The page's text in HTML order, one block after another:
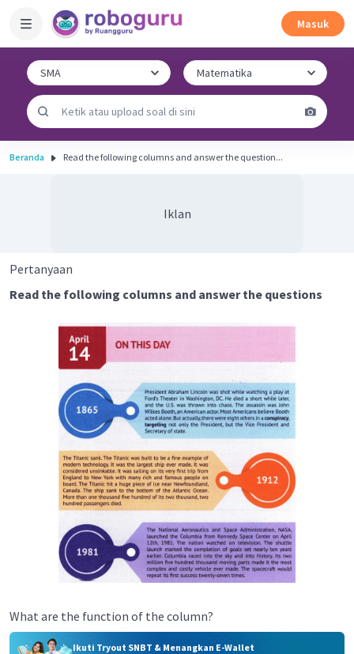
Masuk
Beranda Read the following columns and answer the question...
Iklan
Pertanyaan
Read the following columns and answer the questions
What are the function of the column?
Ikuti Tryout SNBT & Menangkan E-Wallet